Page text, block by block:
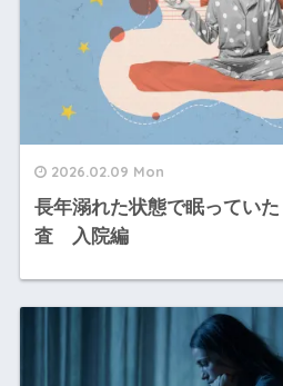
2026.02.09 Mon
長年溺れた状態で眠ってい
査 入院編